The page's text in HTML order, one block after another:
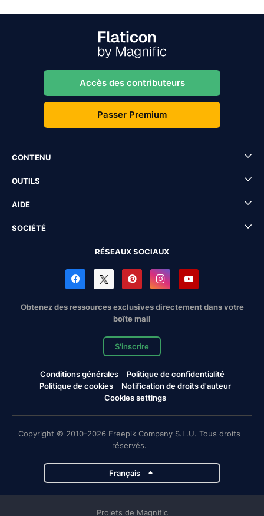
Accès des contributeurs
Passer Premium
CONTENU
OUTILS
AIDE
SOCIÉTÉ
RÉSEAUX SOCIAUX
Obtenez des ressources exclusives directement dans votre
boîte mail
S'inscrire
Conditions générales
Politique de confidentialité
Politique de cookies
Notification de droits d'auteur
Cookies settings
Copyright © 2010-2026 Freepik Company S.L.U. Tous droits
réservés.
Français
Projets de Magnific